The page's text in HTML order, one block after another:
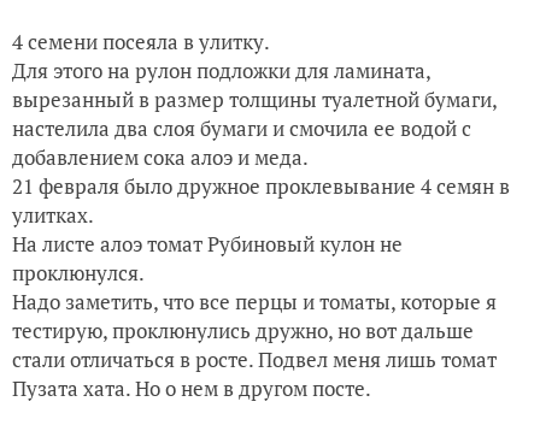
4 семени посеяла в улитку.
Для этого на рулон подложки для ламината,
вырезанный в размер толщины туалетной бумаги,
настелила два слоя бумаги и смочила ее водой с
добавлением сока алоэ и меда.
21 февраля было дружное проклевывание 4 семян в
улитках.
На листе алоэ томат Рубиновый кулон не
проклюнулся.
Надо заметить, что все перцы и томаты, которые я
тестирую, проклюнулись дружно, но вот дальше
стали отличаться в росте. Подвел меня лишь томат
Пузата хата. Но о нем в другом посте.